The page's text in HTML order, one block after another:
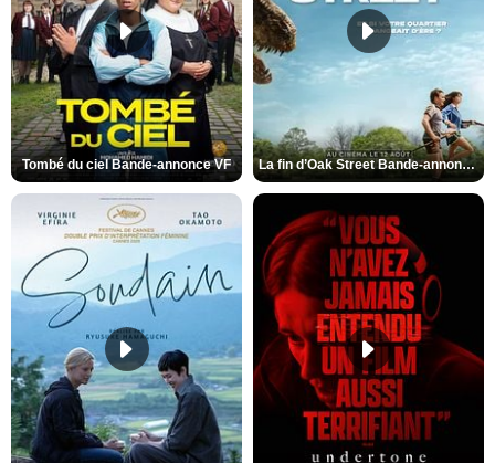
Tombé du ciel Bande-annonce VF La fin d’Oak Street Bande-annonce VO STFR